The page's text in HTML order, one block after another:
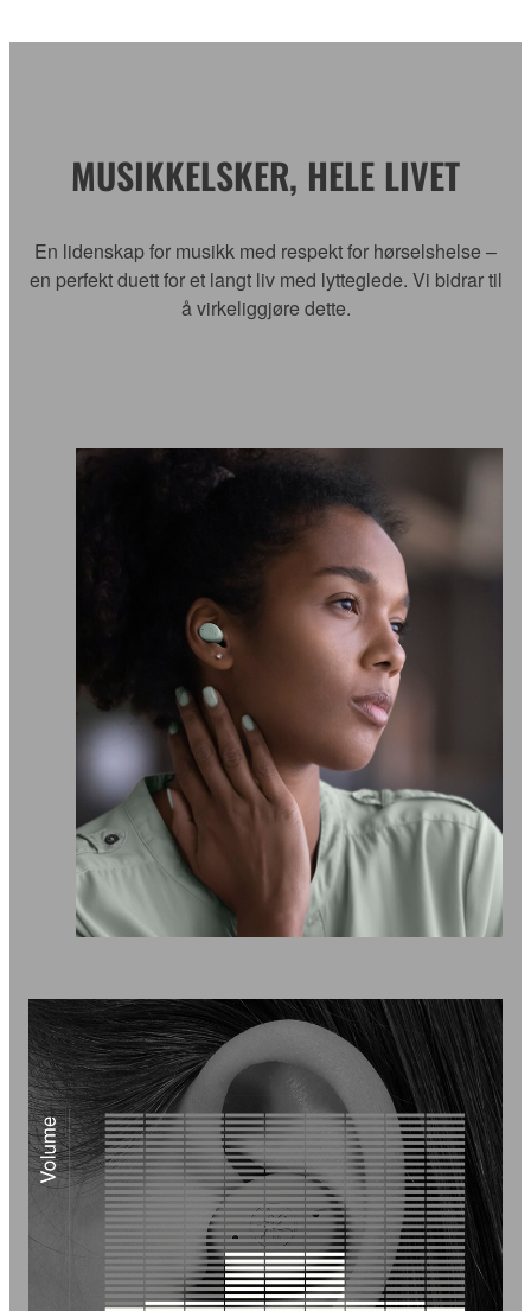
MUSIKKELSKER, HELE LIVET
En lidenskap for musikk med respekt for hørselshelse –
en perfekt duett for et langt liv med lytteglede. Vi bidrar til
å virkeliggjøre dette.